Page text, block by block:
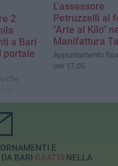
2
a Bari
portale
che
L'assessore
Petruzzelli al
"Arte al Kilo"
Manifattura
Appuntamento
ore 17.00
E
BARI GRATISNELLA